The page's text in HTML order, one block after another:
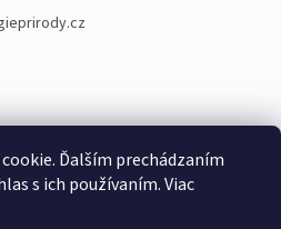
Ďalším prechádzaním
s ich používaním. Viac